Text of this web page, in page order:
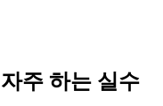
주 하는 실수